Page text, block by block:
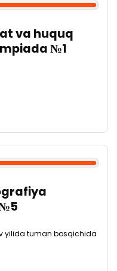
va huquq
№1
yilida tuman bosqichida